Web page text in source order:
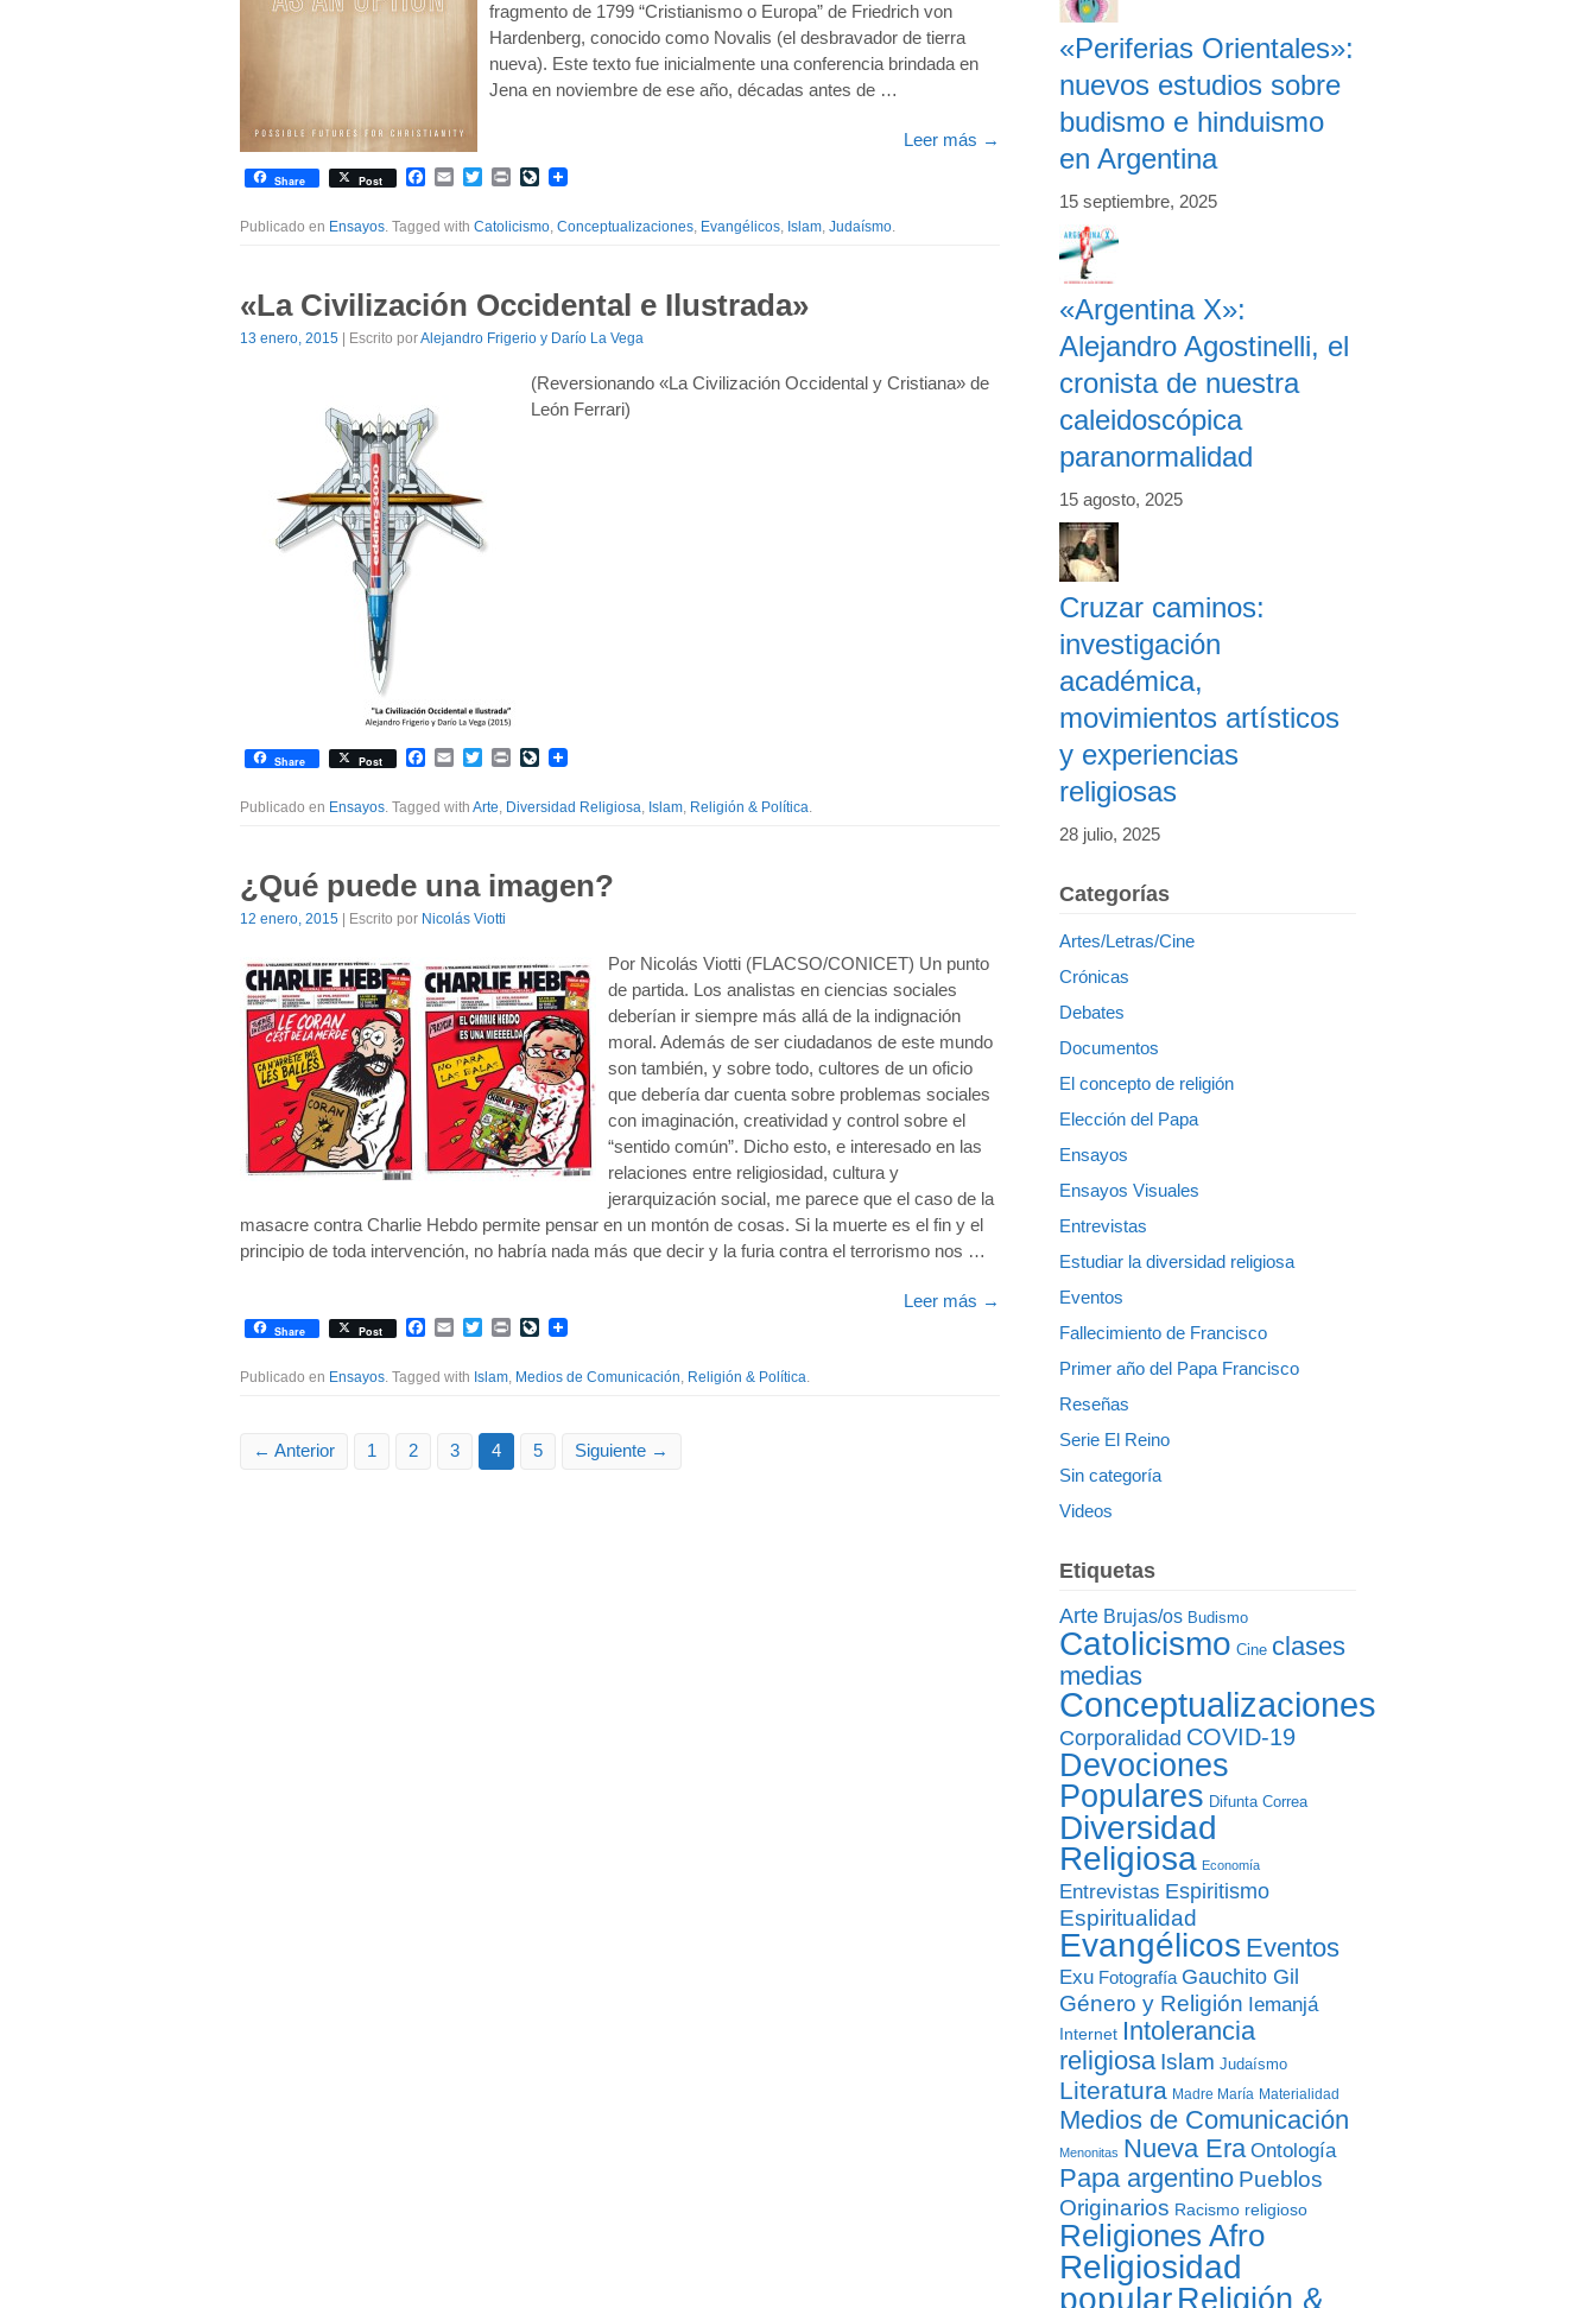
fragmento de 1799 “Cristianismo o Europa” de Friedrich von
Hardenberg, conocido como Novalis (el desbravador de tierra
nueva). Este texto fue inicialmente una conferencia brindada en
Jena en noviembre de ese año, décadas antes de …
Leer más →
Share Post Facebook
EmailTwitterPrintLiveJournal
Publicado en Ensayos. Tagged with Catolicismo, Conceptualizaciones, Evangélicos, Islam, Judaísmo.
«La Civilización Occidental e Ilustrada»
13 enero, 2015 | Escrito porAlejandro Frigerio y Darío La Vega
(Reversionando «La Civilización Occidental y Cristiana» de
León Ferrari)
Share Post Facebook
EmailTwitterPrintLiveJournal
Publicado en Ensayos. Tagged with Arte, Diversidad Religiosa, Islam, Religión & Política.
¿Qué puede una imagen?
12 enero, 2015 | Escrito por Nicolás Viotti
Por Nicolás Viotti (FLACSO/CONICET) Un punto
de partida. Los analistas en ciencias sociales
deberían ir siempre más allá de la indignación
moral. Además de ser ciudadanos de este mundo
son también, y sobre todo, cultores de un oficio
que debería dar cuenta sobre problemas sociales
con imaginación, creatividad y control sobre el
“sentido común”. Dicho esto, e interesado en las
relaciones entre religiosidad, cultura y
jerarquización social, me parece que el caso de la
masacre contra Charlie Hebdo permite pensar en un montón de cosas. Si la muerte es el fin y el
principio de toda intervención, no habría nada más que decir y la furia contra el terrorismo nos …
Leer más →
Share Post Facebook
EmailTwitterPrintLiveJournal
Publicado en Ensayos. Tagged with Islam, Medios de Comunicación, Religión & Política.
← Anterior 1 2 3 4 5 Siguiente →
«Periferias Orientales»:
nuevos estudios sobre
budismo e hinduismo
en Argentina
15 septiembre, 2025
«Argentina X»:
Alejandro Agostinelli, el
cronista de nuestra
caleidoscópica
paranormalidad
15 agosto, 2025
Cruzar caminos:
investigación
académica,
movimientos artísticos
y experiencias
religiosas
28 julio, 2025
Categorías
Artes/Letras/Cine
Crónicas
Debates
Documentos
El concepto de religión
Elección del Papa
Ensayos
Ensayos Visuales
Entrevistas
Estudiar la diversidad religiosa
Eventos
Fallecimiento de Francisco
Primer año del Papa Francisco
Reseñas
Serie El Reino
Sin categoría
Videos
Etiquetas
Arte Brujas/os Budismo
Catolicismo Cine clases
medias
Conceptualizaciones
Corporalidad COVID-19
Devociones
Populares Difunta Correa
Diversidad
Religiosa Economía
Entrevistas Espiritismo
Espiritualidad
Evangélicos Eventos
Exu Fotografía Gauchito Gil
Género y Religión Iemanjá
Internet Intolerancia
religiosa Islam Judaísmo
Literatura Madre María Materialidad
Medios de Comunicación
Menonitas Nueva Era Ontología
Papa argentino Pueblos
Originarios Racismo religioso
Religiones Afro
Religiosidad
popular Religión &